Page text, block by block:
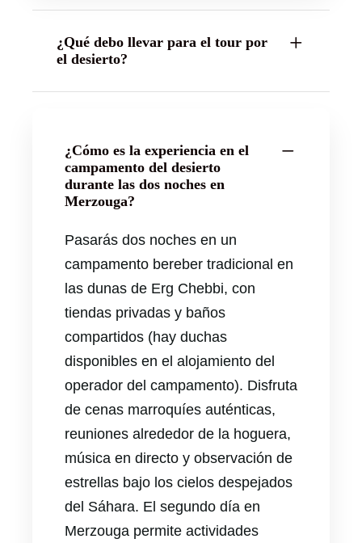
¿Qué debo llevar para el tour por
el desierto?
¿Cómo es la experiencia en el
campamento del desierto
durante las dos noches en
Merzouga?
Pasarás dos noches en un
campamento bereber tradicional en
las dunas de Erg Chebbi, con
tiendas privadas y baños
compartidos (hay duchas
disponibles en el alojamiento del
operador del campamento). Disfruta
de cenas marroquíes auténticas,
reuniones alrededor de la hoguera,
música en directo y observación de
estrellas bajo los cielos despejados
del Sáhara. El segundo día en
Merzouga permite actividades